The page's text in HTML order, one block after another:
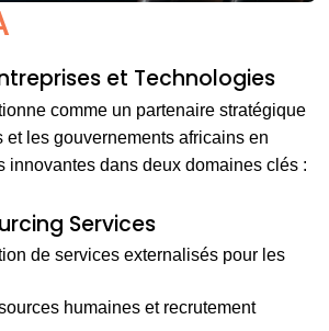
et Technologies
comme un partenaire stratégique
et les gouvernements africains en
innovantes dans deux domaines clés :
Services
de services externalisés pour les
humaines et recrutement